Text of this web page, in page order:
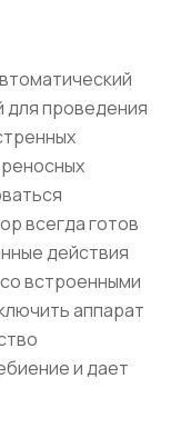
для проведения
всегда готов
действия
встроенными
аппарат
и дает